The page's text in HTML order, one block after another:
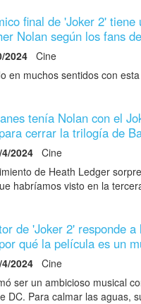
final de 'Joker 2'
Nolan según los fans
2024 Cine
en muchos sentidos con
tenía Nolan con el
cerrar la trilogía de
2024 Cine
de Heath Ledger
habríamos visto en la
de 'Joker 2' responde
qué la película es un
2024 Cine
ser un ambicioso musical
DC. Para calmar las aguas,